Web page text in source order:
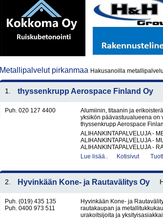
Metallipalvelut pirkanmaa Hakusanoilla
1. thyssenkrupp Aerospace Finland Oy
Puh. 020 127 4400
Alumiinin, titaanin ja
yksikön päävastuualueena on
thyssenkrupp Aerospace
ALIHANKINTAPALVELUJA -
ALIHANKINTAPALVELUJA -
ALIHANKINTAPALVELUJA -
Lue lisää..
Kotisivut
2. Hyvinkään Kone- ja Rautavälitys Oy
Puh. (019) 435 135
Puh. 0400 973 511
Hyvinkään Kone- ja
rautakaupan ja
urakoitsijoita ja